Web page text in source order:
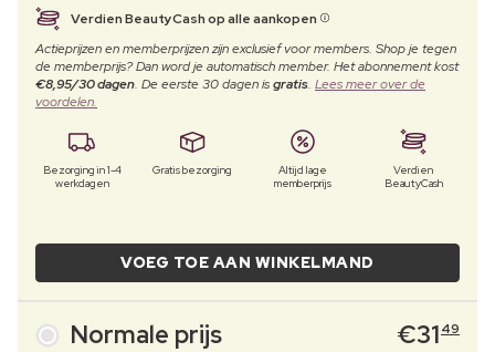
Verdien BeautyCash op alle aankopen
Actieprijzen en memberprijzen zijn exclusief voor members. Shop je tegen
de memberprijs? Dan word je automatisch member. Het abonnement kost
€8,95/30 dagen. De eerste 30 dagen isgratis. Lees meer over de
voordelen.
Bezorging in 1-4
werkdagen
Gratis bezorging
Altijd lage
memberprijs
Verdien
BeautyCash
VOEG TOE AAN WINKELMAND
Normale prijs €31 49